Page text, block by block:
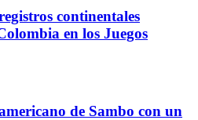
continentales
en los Juegos
de Sambo con un